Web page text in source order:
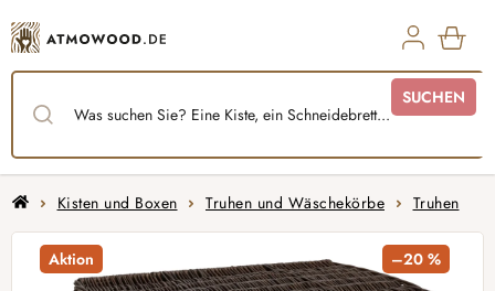
Inhalt
springen
SUCHEN
StartseiteKisten und Boxen Truhen und Wäschekörbe Truhen
Aktion –20 %